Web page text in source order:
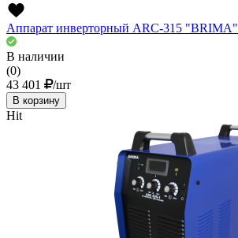
Аппарат инверторный ARC-315 "BRIMA"
В наличии
(0)
43 401
/шт
В корзину
Hit